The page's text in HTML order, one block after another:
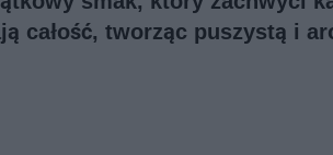
całość, tworząc puszystą i